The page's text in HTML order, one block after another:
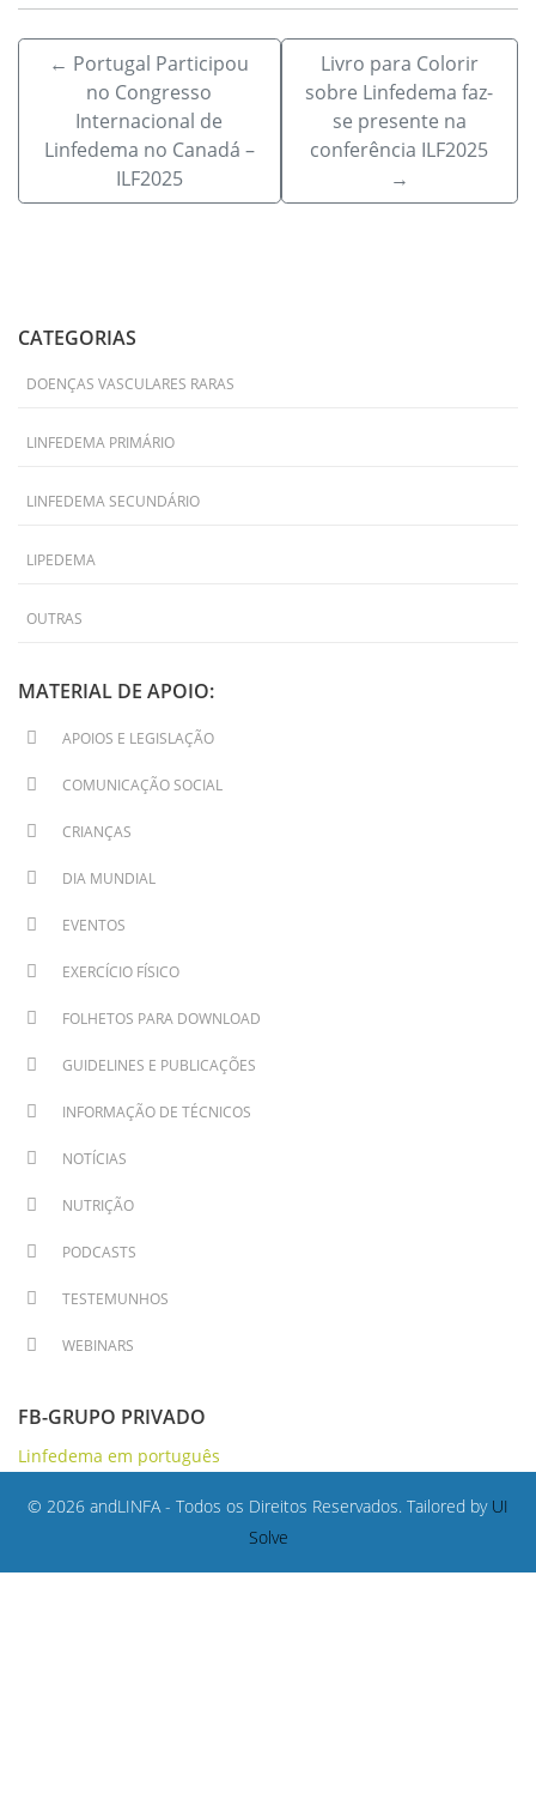
← Portugal Participou
no Congresso
Internacional de
Linfedema no Canadá –
ILF2025
Livro para Colorir
sobre Linfedema faz-
se presente na
conferência ILF2025
→
CATEGORIAS
DOENÇAS VASCULARES RARAS
LINFEDEMA PRIMÁRIO
LINFEDEMA SECUNDÁRIO
LIPEDEMA
OUTRAS
MATERIAL DE APOIO:
APOIOS E LEGISLAÇÃO
COMUNICAÇÃO SOCIAL
CRIANÇAS
DIA MUNDIAL
EVENTOS
EXERCÍCIO FÍSICO
FOLHETOS PARA DOWNLOAD
GUIDELINES E PUBLICAÇÕES
INFORMAÇÃO DE TÉCNICOS
NOTÍCIAS
NUTRIÇÃO
PODCASTS
TESTEMUNHOS
WEBINARS
FB-GRUPO PRIVADO
Linfedema em português
© 2026 andLINFA - Todos os Direitos Reservados. Tailored by UI
Solve